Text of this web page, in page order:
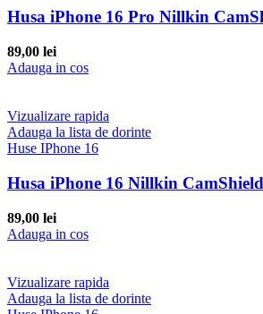
Husa iPhone 16 Pro Nillkin
89,00 lei
Adauga in cos
Vizualizare rapida
Adauga la lista de dorinte
Huse IPhone 16
Husa iPhone 16 Nillkin
89,00 lei
Adauga in cos
Vizualizare rapida
Adauga la lista de dorinte